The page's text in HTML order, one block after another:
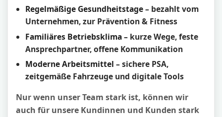
Regelmäßige Gesundheitstage– bezahlt vom
Unternehmen, zur Prävention & Fitness
Familiäres Betriebsklima– kurze Wege, feste
Ansprechpartner, offene Kommunikation
Moderne Arbeitsmittel – sichere PSA,
zeitgemäße Fahrzeuge und digitale Tools
Nur wenn unser Team stark ist, können wir
auch für unsere Kundinnen und Kunden stark